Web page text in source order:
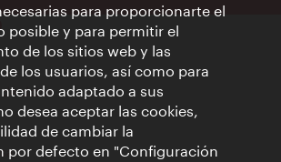
de datos
para proporcionarte el
posible y para permitir el
de los sitios web y las
los usuarios, así como para
adaptado a sus
desea aceptar las cookies,
de cambiar la
por defecto en "Configuración